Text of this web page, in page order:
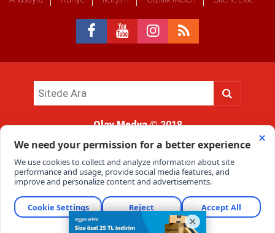
Olay Medya© 2018
kullanımı hukuki yaptırıma tabidir.
Haber Portalı Yazılımı